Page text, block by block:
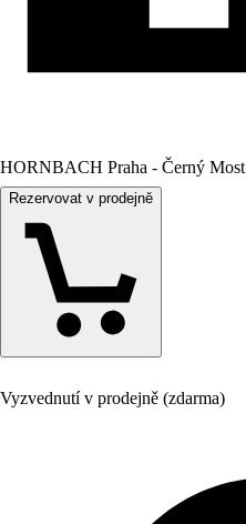
HORNBACH Praha - Černý Most
Rezervovat v prodejně
Vyzvednutí v prodejně (zdarma)